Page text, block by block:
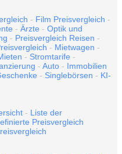
- Film Preisvergleich -
- Ärzte - Optik und
- Preisvergleich Reisen -
- Mietwagen -
- Stromtarife -
- Auto - Immobilien
- Singlebörsen - KI-
- Liste der
Preisvergleich